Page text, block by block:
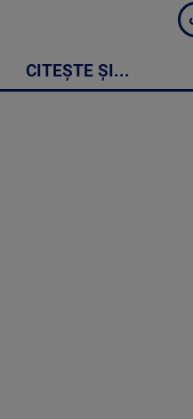
CITEȘTE ȘI...